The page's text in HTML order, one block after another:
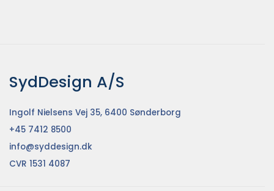
SydDesign A/S
Ingolf Nielsens Vej 35, 6400 Sønderborg
+45 7412 8500
info@syddesign.dk
CVR 1531 4087